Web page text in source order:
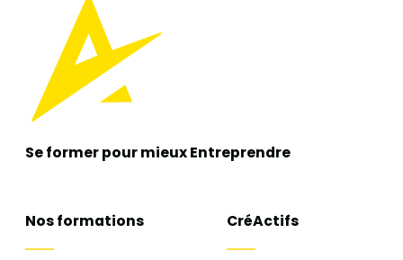
Se former pour mieuxEntreprendre
Nos formations CréActifs